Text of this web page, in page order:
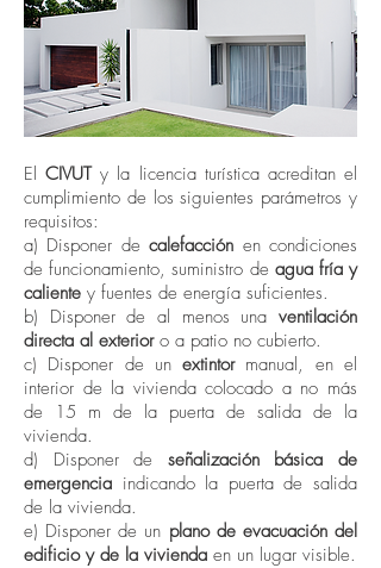
ElCIVUTy la licencia turística acreditan el
cumplimiento de los siguientes parámetros y
requisitos:
a) Disponer decalefacción en condiciones
de funcionamiento, suministro de agua fría y
caliente y fuentes de energía suficientes.
b) Disponer de al menos una ventilación
directa al exterioro a patio no cubierto.
c) Disponer de unextintormanual, en el
interior de la vivienda colocado a no más
de 15 m de la puerta de salida de la
vivienda.
d) Disponer de señalización básica de
emergencia indicando la puerta de salida
de la vivienda.
e) Disponer de un plano de evacuación del
edificio y de la vivienda en un lugar visible.